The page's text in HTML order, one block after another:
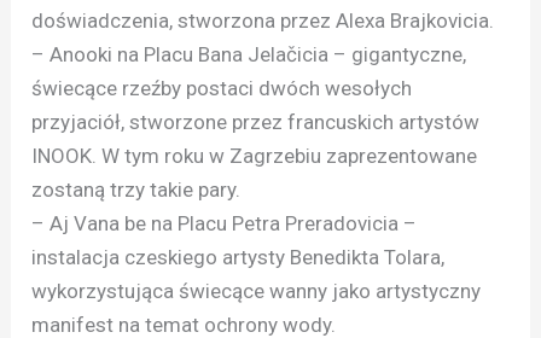
doświadczenia, stworzona przez Alexa Brajkovicia.
– Anooki na Placu Bana Jelačicia – gigantyczne,
świecące rzeźby postaci dwóch wesołych
przyjaciół, stworzone przez francuskich artystów
INOOK. W tym roku w Zagrzebiu zaprezentowane
zostaną trzy takie pary.
– Aj Vana be na Placu Petra Preradovicia –
instalacja czeskiego artysty Benedikta Tolara,
wykorzystująca świecące wanny jako artystyczny
manifest na temat ochrony wody.